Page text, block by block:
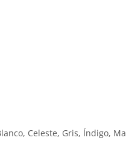
Celeste, Gris, Índigo,